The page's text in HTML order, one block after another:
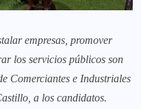
empresas, promover
los servicios públicos son
Comerciantes e Industriales
a los candidatos.